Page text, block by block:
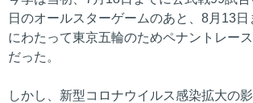
日のオールスターゲームのあと、8月13日
にわたって東京五輪のためペナントレー
だった。
しかし、新型コロナウイルス感染拡大の